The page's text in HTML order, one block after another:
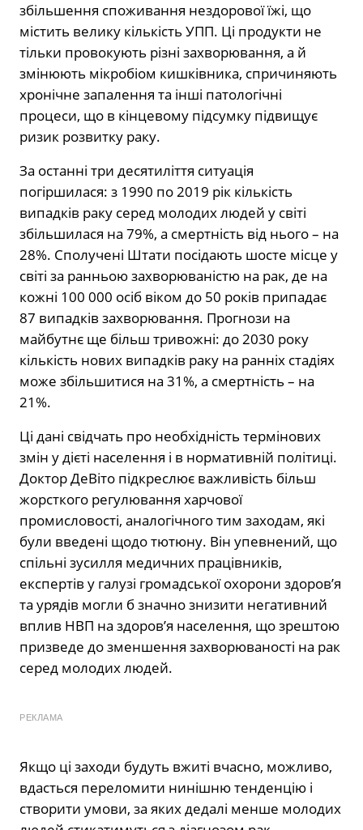
збільшення споживання нездорової їжі, що
містить велику кількість УПП. Ці продукти не
тільки провокують різні захворювання, а й
змінюють мікробіом кишківника, спричиняють
хронічне запалення та інші патологічні
процеси, що в кінцевому підсумку підвищує
ризик розвитку раку.
За останні три десятиліття ситуація
погіршилася: з 1990 по 2019 рік кількість
випадків раку серед молодих людей у світі
збільшилася на 79%, а смертність від нього – на
28%. Сполучені Штати посідають шосте місце у
світі за ранньою захворюваністю на рак, де на
кожні 100 000 осіб віком до 50 років припадає
87 випадків захворювання. Прогнози на
майбутнє ще більш тривожні: до 2030 року
кількість нових випадків раку на ранніх стадіях
може збільшитися на 31%, а смертність – на
21%.
Ці дані свідчать про необхідність термінових
змін у дієті населення і в нормативній політиці.
Доктор ДеВіто підкреслює важливість більш
жорсткого регулювання харчової
промисловості, аналогічного тим заходам, які
були введені щодо тютюну. Він упевнений, що
спільні зусилля медичних працівників,
експертів у галузі громадської охорони здоров’я
та урядів могли б значно знизити негативний
вплив НВП на здоров’я населення, що зрештою
призведе до зменшення захворюваності на рак
серед молодих людей.
РЕКЛАМА
Якщо ці заходи будуть вжиті вчасно, можливо,
вдасться переломити нинішню тенденцію і
створити умови, за яких дедалі менше молодих